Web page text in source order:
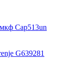
G639281